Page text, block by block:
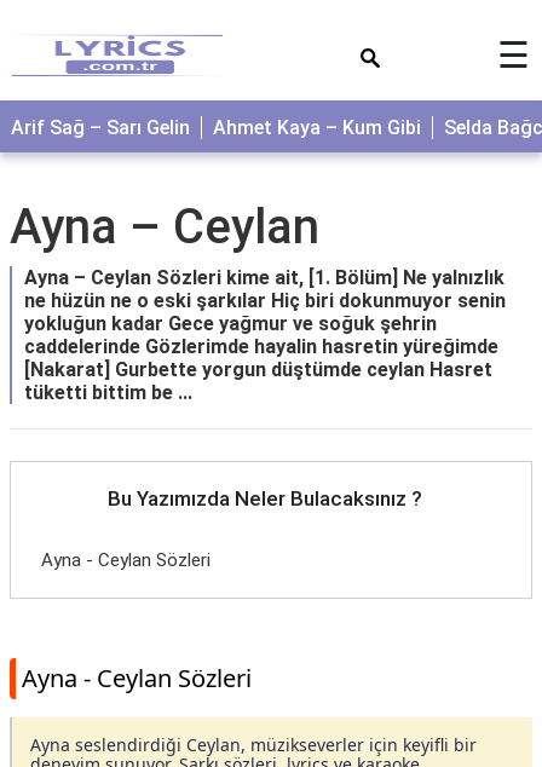
☰
Arif Sağ – Sarı Gelin Ahmet Kaya – Kum Gibi Selda
Ayna – Ceylan
Ayna – Ceylan Sözleri kime ait, [1. Bölüm] Ne yalnızlık
ne hüzün ne o eski şarkılar Hiç biri dokunmuyor senin
yokluğun kadar Gece yağmur ve soğuk şehrin
caddelerinde Gözlerimde hayalin hasretin yüreğimde
[Nakarat] Gurbette yorgun düştümde ceylan Hasret
tüketti bittim be ...
Bu Yazımızda Neler Bulacaksınız ?
Ayna - Ceylan Sözleri
Ayna - Ceylan Sözleri
Ayna seslendirdiği Ceylan, müzikseverler için keyifli bir